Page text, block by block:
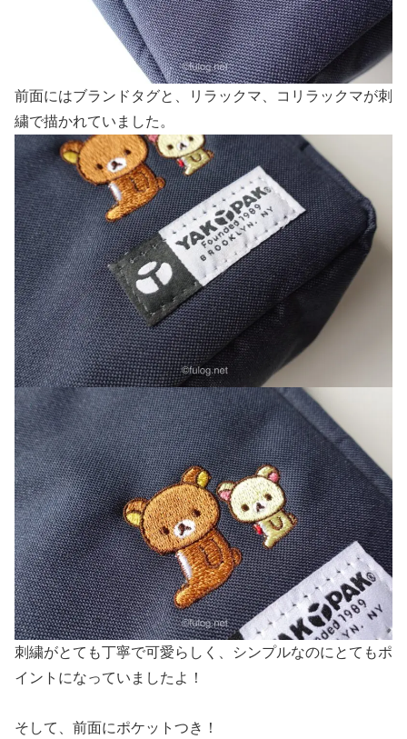
前面にはブランドタグと、リラックマ、コリラックマが刺
繍で描かれていました。
刺繍がとても丁寧で可愛らしく、シンプルなのにとてもポ
イントになっていましたよ！
そして、前面にポケットつき！